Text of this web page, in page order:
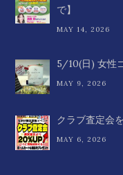
で】
MAY 14, 2026
5/10(日) 女性
MAY 9, 2026
クラブ査定会
MAY 6, 2026